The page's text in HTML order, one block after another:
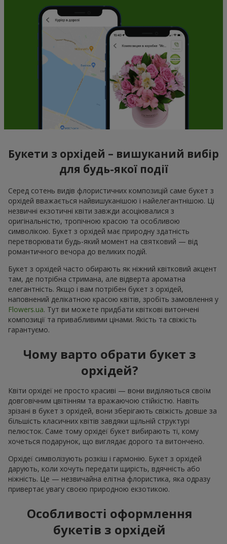
Букети з орхідей – вишуканий вибір
для будь-якої події
Серед сотень видів флористичних композицій саме букет з
орхідей вважається найвишуканішою і найелегантнішою. Ці
незвичні екзотичні квіти завжди асоціювалися з
оригінальністю, тропічною красою та особливою
символікою. Букет з орхідей має природну здатність
перетворювати будь-який момент на святковий — від
романтичного вечора до великих подій.
Букет з орхідей часто обирають як ніжний квітковий акцент
там, де потрібна стримана, але відверта ароматна
елегантність. Якщо і вам потрібен букет з орхідей,
наповнений делікатною красою квітів, зробіть замовлення у
Flowers.ua. Тут ви можете придбати квіткові витончені
композиції та привабливими цінами. Якість та свіжість
гарантуємо.
Чому варто обрати букет з
орхідей?
Квіти орхідеї не просто красиві — вони виділяються своїм
довговічним цвітінням та вражаючою стійкістю. Навіть
зрізані в букет з орхідей, вони зберігають свіжість довше за
більшість класичних квітів завдяки щільній структурі
пелюсток. Саме тому орхідеї букет вибирають ті, кому
хочеться подарунок, що виглядає дорого та витончено.
Орхідеї символізують розкіш і гармонію. Букет з орхідей
дарують, коли хочуть передати щирість, вдячність або
ніжність. Це — незвичайна елітна флористика, яка одразу
привертає увагу своєю природною екзотикою.
Особливості оформлення
букетів з орхідей